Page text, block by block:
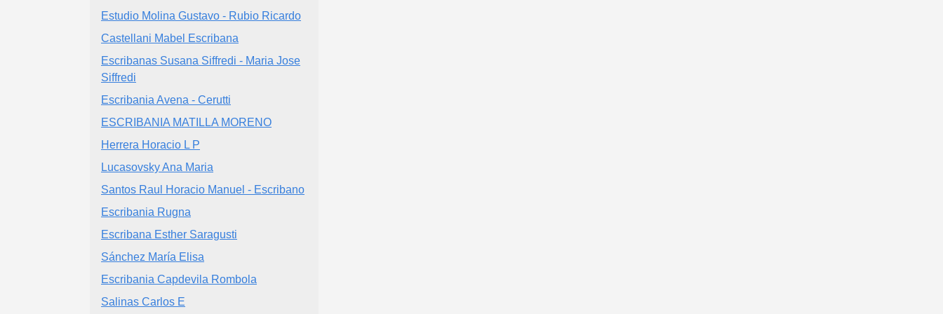
Estudio Molina Gustavo - Rubio Ricardo
Castellani Mabel Escribana
Escribanas Susana Siffredi - Maria Jose
Siffredi
Escribania Avena - Cerutti
ESCRIBANIA MATILLA MORENO
Herrera Horacio L P
Lucasovsky Ana Maria
Santos Raul Horacio Manuel - Escribano
Escribania Rugna
Escribana Esther Saragusti
Sánchez María Elisa
Escribania Capdevila Rombola
Salinas Carlos E